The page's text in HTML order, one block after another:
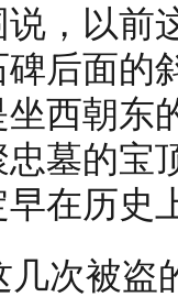
说，以前
后面的
坐西朝东
墓的宝
在历史
几次被盗